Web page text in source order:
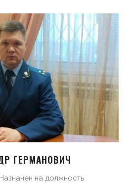
ГЕРМАНОВИЧ
на должность